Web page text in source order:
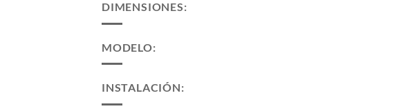
DIMENSIONES:
MODELO:
INSTALACIÓN: